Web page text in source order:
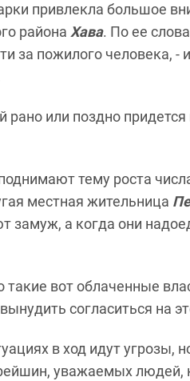
привлекла большое
района Хава. По ее
за пожилого человека, -
или поздно
тему роста
местная жительница
замуж, а когда они
такие вот облаченные
согласиться на
в ход идут угрозы,
уважаемых людей,